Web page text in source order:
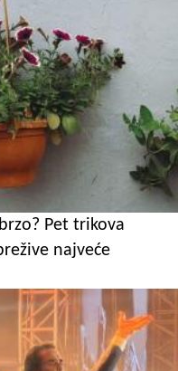
Pet trikova
najveće